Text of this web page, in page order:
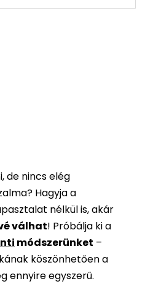
de nincs elég
Hagyja a
nélkül is, akár
válhat! Próbálja ki a
módszerünket –
köszönhetően a
ennyire egyszerű.